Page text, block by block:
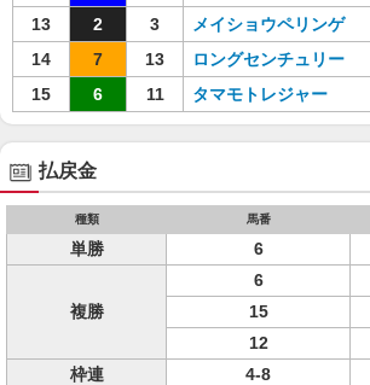
13
2 3 メイショウペリンゲ
14
7 13 ロングセンチュリー
15
6 11 タマモトレジャー
払戻金
種類 馬番
単勝 6
複勝
6
15
12
枠連
4-8